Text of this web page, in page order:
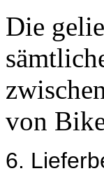
Die
von
6.